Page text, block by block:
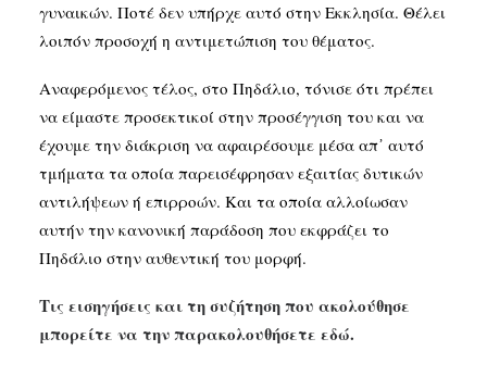
γυναικών. Ποτέ δεν υπήρχε αυτό στην Εκκλησία. Θέλει
λοιπόν προσοχή η αντιμετώπιση του θέματος.
Αναφερόμενος τέλος, στο Πηδάλιο, τόνισε ότι πρέπει
να είμαστε προσεκτικοί στην προσέγγιση του και να
έχουμε την διάκριση να αφαιρέσουμε μέσα απ᾽ αυτό
τμήματα τα οποία παρεισέφρησαν εξαιτίας δυτικών
αντιλήψεων ή επιρροών. Και τα οποία αλλοίωσαν
αυτήν την κανονική παράδοση που εκφράζει το
Πηδάλιο στην αυθεντική του μορφή.
Τις εισηγήσεις και τη συζήτηση που ακολούθησε
μπορείτε να την παρακολουθήσετε εδώ.